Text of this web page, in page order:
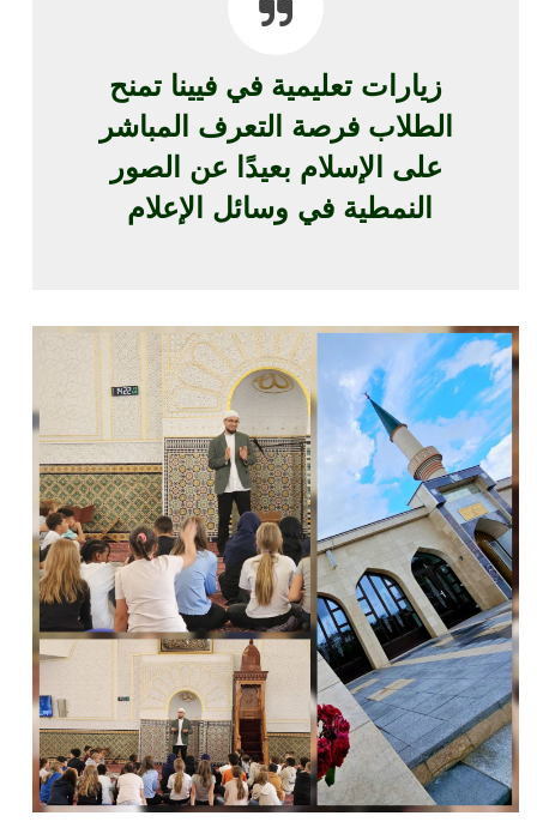
زيارات تعليمية في فيينا تمنح
الطلاب فرصة التعرف المباشر
على الإسلام بعيدًا عن الصور
النمطية في وسائل الإعلام